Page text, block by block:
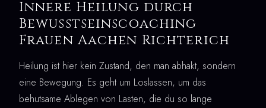
Innere Heilung durch
Bewusstseinscoaching
Frauen Aachen Richterich
Heilung ist hier kein Zustand, den man abhakt, sondern
eine Bewegung. Es geht um Loslassen, um das
behutsame Ablegen von Lasten, die du so lange